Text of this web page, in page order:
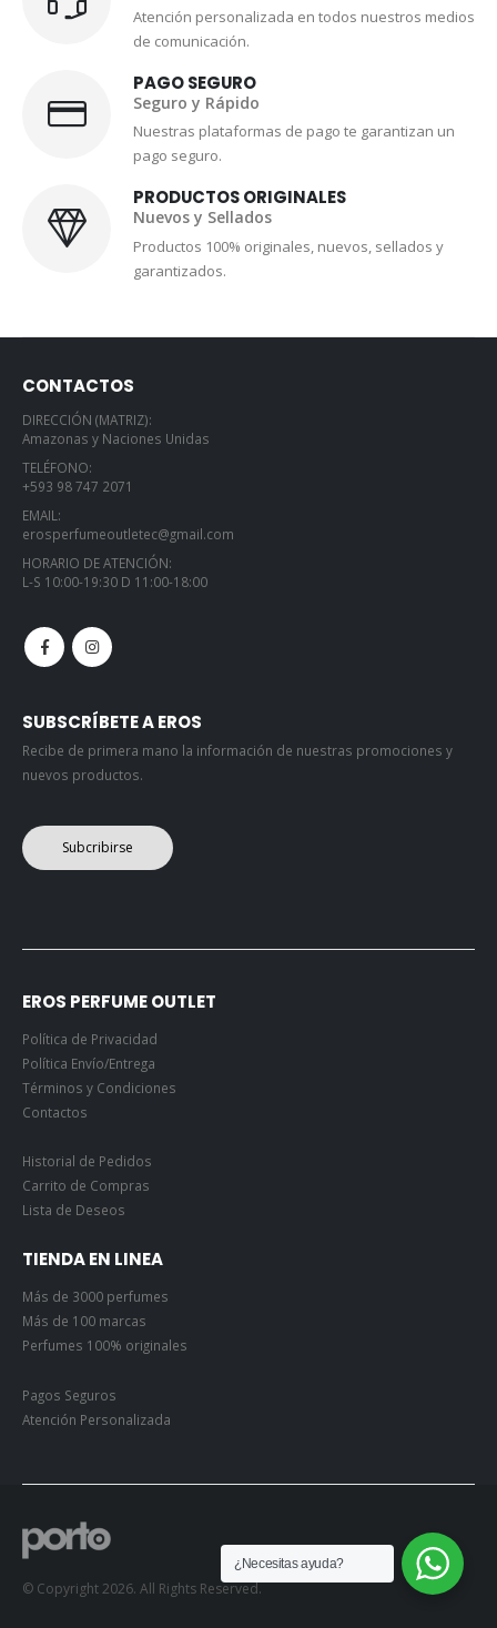
Atención personalizada en todos nuestros medios
de comunicación.
PAGO SEGURO
Seguro y Rápido
Nuestras plataformas de pago te garantizan un
pago seguro.
PRODUCTOS ORIGINALES
Nuevos y Sellados
Productos 100% originales, nuevos, sellados y
garantizados.
CONTACTOS
DIRECCIÓN (MATRIZ):
Amazonas y Naciones Unidas
TELÉFONO:
+593 98 747 2071
EMAIL:
erosperfumeoutletec@gmail.com
HORARIO DE ATENCIÓN:
L-S 10:00-19:30 D 11:00-18:00
SUBSCRÍBETE A EROS
Recibe de primera mano la información de nuestras promociones y
nuevos productos.
Subcribirse
EROS PERFUME OUTLET
Política de Privacidad
Política Envío/Entrega
Términos y Condiciones
Contactos
Historial de Pedidos
Carrito de Compras
Lista de Deseos
TIENDA EN LINEA
Más de 3000 perfumes
Más de 100 marcas
Perfumes 100% originales
Pagos Seguros
Atención Personalizada
© Copyright 2026. All Rights Reserved.
¿Necesitas ayuda?